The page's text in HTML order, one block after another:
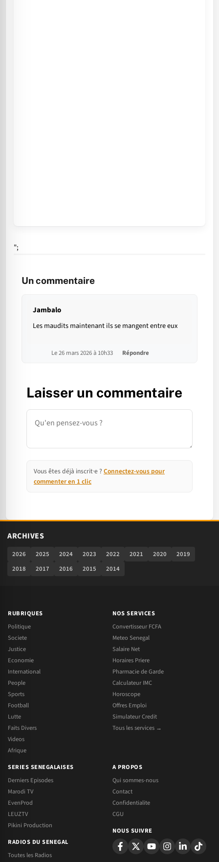
";
Un commentaire
Jambalo
Les maudits maintenant ils se mangent entre eux
Le 26 mars 2026 à 10h33 Répondre
Laisser un commentaire
Commentaire
Vous êtes déjà inscrit·e ? Connectez-vous pour
commenter en 1 clic
ARCHIVES
2026 2025 2024 2023 2022 2021 2020
2019
2018
2017 2016 2015 2014
RUBRIQUES
Politique
Societe
Justice
Economie
International
People
Sports
Football
Lutte
Faits Divers
Videos
Afrique
NOS SERVICES
Convertisseur FCFA
Meteo Senegal
Salaire Net
Horaires Priere
Pharmacie de Garde
Calculateur IMC
Horoscope
Offres Emploi
Simulateur Credit
Tous les services →
SERIES SENEGALAISES
Derniers Episodes
Marodi TV
EvenProd
LEUZTV
Pikini Production
RADIOS DU SENEGAL
Toutes les Radios
A PROPOS
Qui sommes-nous
Contact
Confidentialite
CGU
NOUS SUIVRE